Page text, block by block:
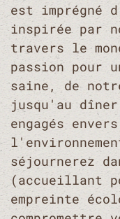
est imprégné
inspirée par
travers le
passion pour
saine, de
jusqu'au dîner.
engagés
séjournerez
(accueillant
empreinte